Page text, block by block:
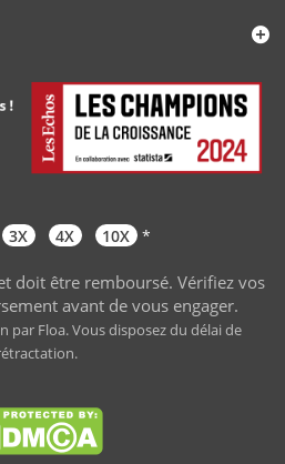
3X 4X 10X *
doit être remboursé. Vérifiez vos
avant de vous engager.
par Floa. Vous disposez du délai de